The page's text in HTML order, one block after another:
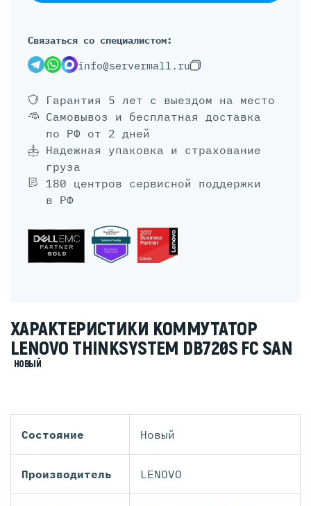
Связаться со специалистом:
info@servermall.ru
Гарантия 5 лет с выездом на место
Самовывоз и бесплатная доставка
по РФ от 2 дней
Надежная упаковка и страхование
груза
180 центров сервисной поддержки
в РФ
ХАРАКТЕРИСТИКИ КОММУТАТОР
LENOVO THINKSYSTEM DB720S FC SAN
НОВЫЙ
Состояние Новый
Производитель LENOVO